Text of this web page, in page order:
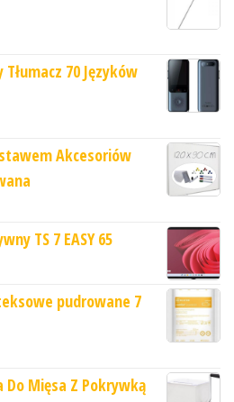
70 Języków
Akcesoriów
TS 7 EASY 65
pudrowane 7
Do Mięsa Z Pokrywką